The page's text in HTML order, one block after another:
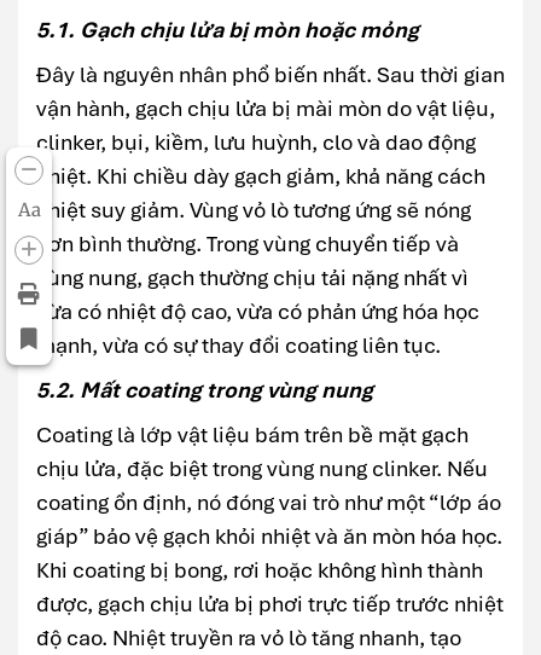
Aa
5.1. Gạch chịu lửa bị mòn hoặc mỏng
Đây là nguyên nhân phổ biến nhất. Sau thời gian
vận hành, gạch chịu lửa bị mài mòn do vật liệu,
clinker, bụi, kiềm, lưu huỳnh, clo và dao động
nhiệt. Khi chiều dày gạch giảm, khả năng cách
nhiệt suy giảm. Vùng vỏ lò tương ứng sẽ nóng
hơn bình thường. Trong vùng chuyển tiếp và
vùng nung, gạch thường chịu tải nặng nhất vì
vừa có nhiệt độ cao, vừa có phản ứng hóa học
mạnh, vừa có sự thay đổi coating liên tục.
5.2. Mất coating trong vùng nung
Coating là lớp vật liệu bám trên bề mặt gạch
chịu lửa, đặc biệt trong vùng nung clinker. Nếu
coating ổn định, nó đóng vai trò như một “lớp áo
giáp” bảo vệ gạch khỏi nhiệt và ăn mòn hóa học.
Khi coating bị bong, rơi hoặc không hình thành
được, gạch chịu lửa bị phơi trực tiếp trước nhiệt
độ cao. Nhiệt truyền ra vỏ lò tăng nhanh, tạo